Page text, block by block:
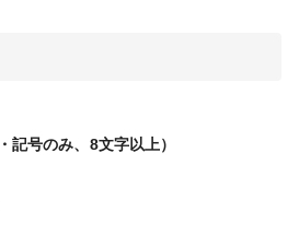
記号のみ、8文字以上）